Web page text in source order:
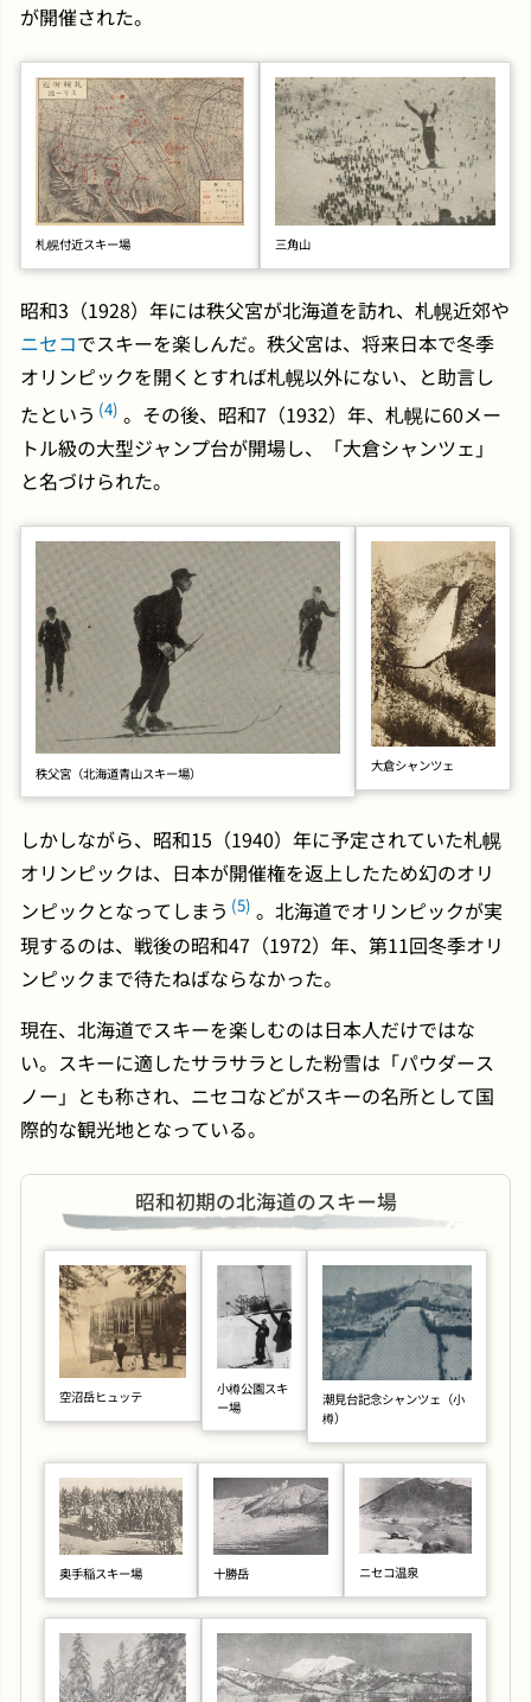
が開催された。
札幌付近スキー場 三角山
昭和3（1928）年には秩父宮が北海道を訪れ、札幌近郊や
ニセコでスキーを楽しんだ。秩父宮は、将来日本で冬季
オリンピックを開くとすれば札幌以外にない、と助言し
たという (4) 。その後、昭和7（1932）年、札幌に60メー
トル級の大型ジャンプ台が開場し、「大倉シャンツェ」
と名づけられた。
秩父宮（北海道青山スキー場） 大倉シャンツェ
しかしながら、昭和15（1940）年に予定されていた札幌
オリンピックは、日本が開催権を返上したため幻のオリ
ンピックとなってしまう (5) 。北海道でオリンピックが実
現するのは、戦後の昭和47（1972）年、第11回冬季オリ
ンピックまで待たねばならなかった。
現在、北海道でスキーを楽しむのは日本人だけではな
い。スキーに適したサラサラとした粉雪は「パウダース
ノー」とも称され、ニセコなどがスキーの名所として国
際的な観光地となっている。
昭和初期の北海道のスキー場
空沼岳ヒュッテ
小樽公園スキ
ー場
潮見台記念シャンツェ（小
樽）
奥手稲スキー場 十勝岳 ニセコ温泉